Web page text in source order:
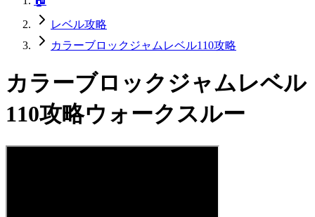
レベル攻略
カラーブロックジャムレベル110攻略
カラーブロックジャムレベル
110攻略ウォークスルー